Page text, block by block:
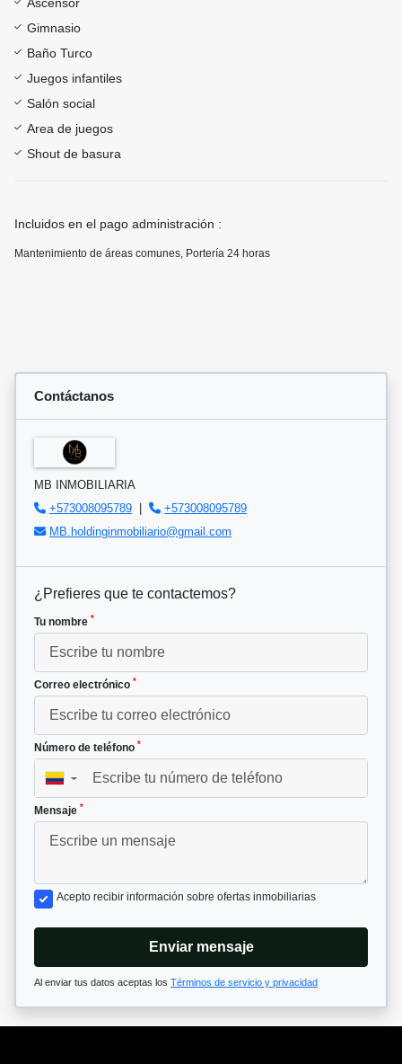
Gimnasio
Baño Turco
Juegos infantiles
Salón social
Area de juegos
Shout de basura
Incluidos en el pago administración :
Mantenimiento de áreas comunes, Portería 24 horas
Contáctanos
MB INMOBILIARIA
+573008095789 |
+573008095789
MB.holdinginmobiliario@gmail.com
¿Prefieres que te contactemos?
Tu nombre *
Correo electrónico *
Número de teléfono *
▼
Mensaje *
Acepto recibir información sobre ofertas inmobiliarias
Enviar mensaje
Al enviar tus datos aceptas los Términos de servicio y privacidad